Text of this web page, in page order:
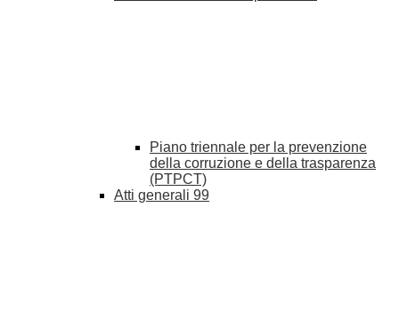
Piano triennale per la prevenzione
della corruzione e della trasparenza
(PTPCT)
Atti generali 99